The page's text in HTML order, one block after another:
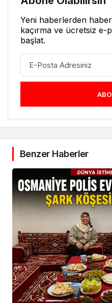
Yeni haberlerden
kaçırma ve ücretsiz e-
başlat.
Benzer Haberler